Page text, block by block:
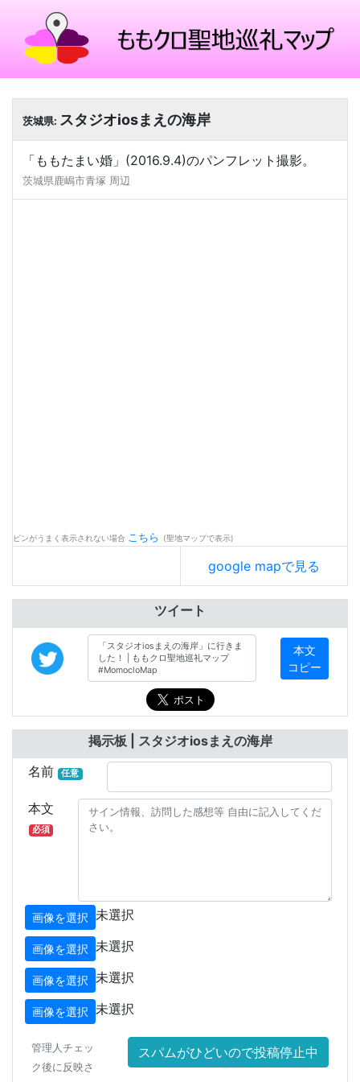
茨城県: スタジオiosまえの海岸
「ももたまい婚」(2016.9.4)のパンフレット撮影。
茨城県鹿嶋市青塚 周辺
ピンがうまく表示されない場合 こちら (聖地マップで表示)
google mapで見る
ツイート
本文
コピー
掲示板 | スタジオiosまえの海岸
名前
任意
本文
必須
画像を選択 未選択
画像を選択 未選択
画像を選択 未選択
画像を選択 未選択
管理人チェッ
ク後に反映さ
スパムがひどいので投稿停止中